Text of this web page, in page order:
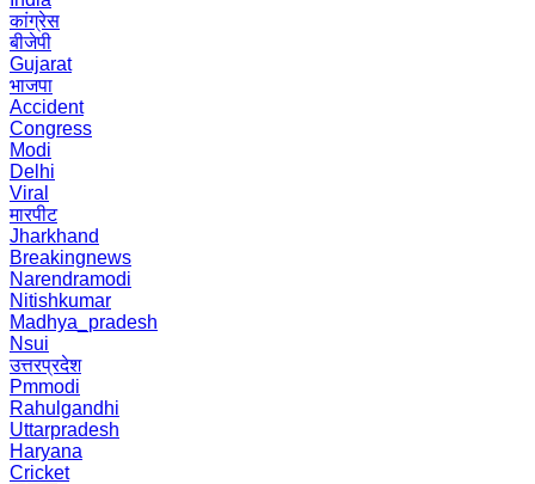
कांग्रेस
बीजेपी
Gujarat
भाजपा
Accident
Congress
Modi
Delhi
Viral
मारपीट
Jharkhand
Breakingnews
Narendramodi
Nitishkumar
Madhya_pradesh
Nsui
उत्तरप्रदेश
Pmmodi
Rahulgandhi
Uttarpradesh
Haryana
Cricket